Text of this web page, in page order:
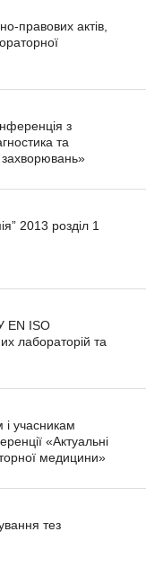
правових актів,
з
та
захворювань»
2013 розділ 1
EN ISO
лабораторій та
і учасникам
«Актуальні
медицини»
тез